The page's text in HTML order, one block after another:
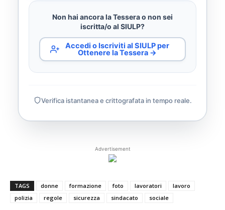
Non hai ancora la Tessera o non sei
iscritta/o al SIULP?
Accedi o Iscriviti al SIULP per
Ottenere la Tessera →
Verifica istantanea e crittografata in tempo reale.
Advertisement
TAGS donne formazione foto lavoratori
lavoro
polizia
regole sicurezza sindacato sociale